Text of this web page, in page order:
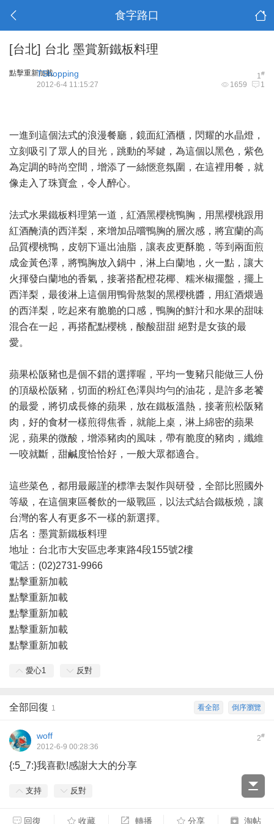
食字路口
[台北] 台北 墨賞新鐵板料理
點擊重新加載 1#
TShopping
1659 1
2012-6-4 11:15:27
一進到這個法式的浪漫餐廳，鏡面紅酒櫃，閃耀的水晶燈，
立刻吸引了眾人的目光，跳動的琴鍵，為這個以黑色，紫色
為定調的時尚空間，增添了一絲愜意氛圍，在這裡用餐，就
像走入了珠寶盒，令人醉心。
法式水果鐵板料理第一道，紅酒黑櫻桃鴨胸，用黑櫻桃跟用
紅酒醃漬的西洋梨，來增加品嚐鴨胸的層次感，將宜蘭的高
品質櫻桃鴨，皮朝下逼出油脂，讓表皮更酥脆，等到兩面煎
成金黃色澤，將鴨胸放入鍋中，淋上白蘭地，火一點，讓大
火揮發白蘭地的香氣，接著搭配橙花椰、糯米椒擺盤，擺上
西洋梨，最後淋上這個用鴨骨熬製的黑櫻桃醬，用紅酒煨過
的西洋梨，吃起來有脆脆的口感，鴨胸的鮮汁和水果的甜味
混合在一起，再搭配點櫻桃，酸酸甜甜 絕對是女孩的最
愛。
蘋果松阪豬也是個不錯的選擇喔，平均一隻豬只能做三人份
的頂級松阪豬，切面的粉紅色澤與均勻的油花，是許多老饕
的最愛，將切成長條的蘋果，放在鐵板溫熱，接著煎松阪豬
肉，好的食材一樣煎得焦香，就能上桌，淋上綿密的蘋果
泥，蘋果的微酸，增添豬肉的風味，帶有脆度的豬肉，纖維
一咬就斷，甜鹹度恰恰好，一般大眾都適合。
這些菜色，都用最嚴謹的標準去製作與研發，全部比照國外
等級，在這個東區餐飲的一級戰區，以法式結合鐵板燒，讓
台灣的客人有更多不一樣的新選擇。
店名：墨賞新鐵板料理
地址：台北市大安區忠孝東路4段155號2樓
電話：(02)2731-9966
點擊重新加載
點擊重新加載
點擊重新加載
點擊重新加載
點擊重新加載
愛心1 反對
倒序瀏覽
看全部
全部回復 1
2#
woff
2012-6-9 00:28:36
{:5_7:}我喜歡!感謝大大的分享
支持 反對
回復 收藏 轉播 分享 淘帖